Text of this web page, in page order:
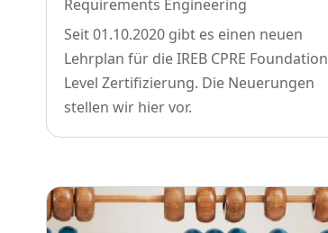
Requirements Engineering
Seit 01.10.2020 gibt es einen neuen
Lehrplan für die IREB CPRE Foundation
Level Zertifizierung. Die Neuerungen
stellen wir hier vor.